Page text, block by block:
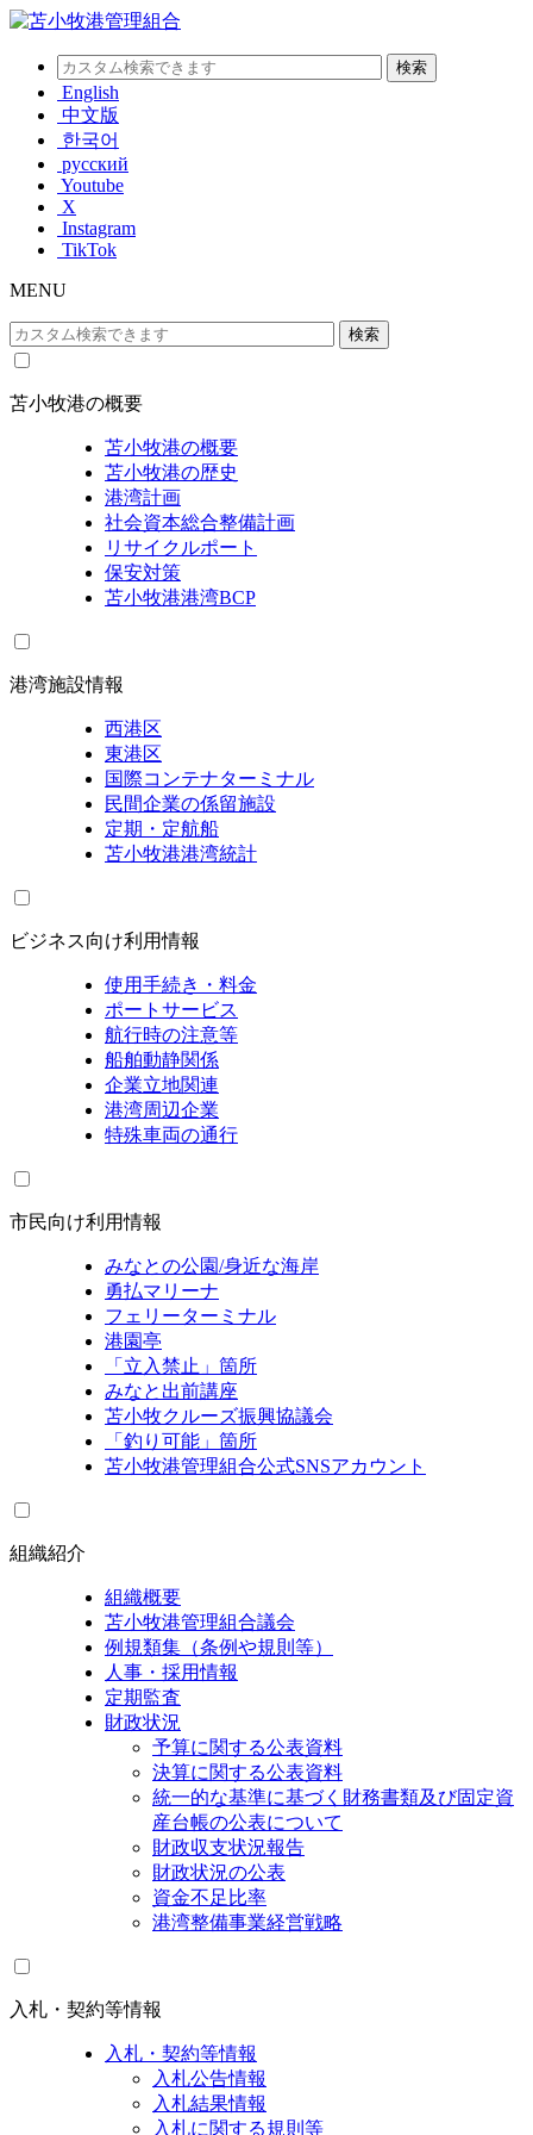
English
中文版
한국어
русский
Youtube
X
Instagram
TikTok
MENU
苫小牧港の概要
苫小牧港の概要
苫小牧港の歴史
港湾計画
社会資本総合整備計画
リサイクルポート
保安対策
苫小牧港港湾BCP
港湾施設情報
西港区
東港区
国際コンテナターミナル
民間企業の係留施設
定期・定航船
苫小牧港港湾統計
ビジネス向け利用情報
使用手続き・料金
ポートサービス
航行時の注意等
船舶動静関係
企業立地関連
港湾周辺企業
特殊車両の通行
市民向け利用情報
みなとの公園/身近な海岸
勇払マリーナ
フェリーターミナル
港園亭
「立入禁止」箇所
みなと出前講座
苫小牧クルーズ振興協議会
「釣り可能」箇所
苫小牧港管理組合公式SNSアカウント
組織紹介
組織概要
苫小牧港管理組合議会
例規類集（条例や規則等）
人事・採用情報
定期監査
財政状況
予算に関する公表資料
決算に関する公表資料
統一的な基準に基づく財務書類及び固定資
産台帳の公表について
財政収支状況報告
財政状況の公表
資金不足比率
港湾整備事業経営戦略
入札・契約等情報
入札・契約等情報
入札公告情報
入札結果情報
入札に関する規則等